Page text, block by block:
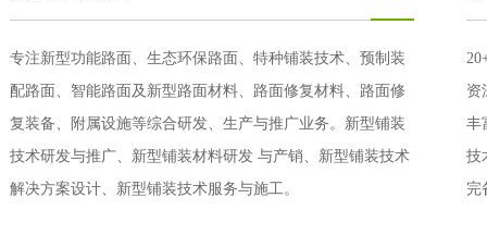
专注新型功能路面、生态环保路面、特种铺装技术、预制装
配路面、智能路面及新型路面材料、路面修复材料、路面修
复装备、附属设施等综合研发、生产与推广业务。新型铺装
技术研发与推广、新型铺装材料研发 与产销、新型铺装技术
解决方案设计、新型铺装技术服务与施工。
资
丰
技
完